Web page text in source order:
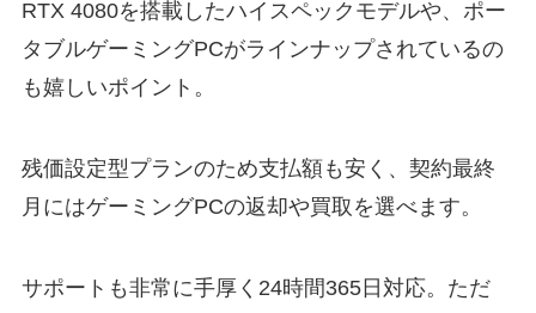
RTX 4080を搭載したハイスペックモデルや、ポー
タブルゲーミングPCがラインナップされているの
も嬉しいポイント。
残価設定型プランのため支払額も安く、契約最終
月にはゲーミングPCの返却や買取を選べます。
サポートも非常に手厚く24時間365日対応。ただ